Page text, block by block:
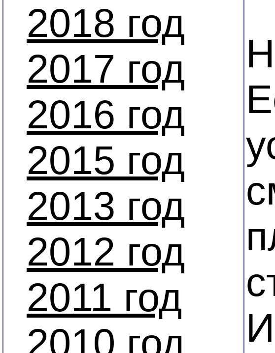
2018 год
2017 год
2016 год
2015 год
2013 год
2012 год
2011 год
2010 год